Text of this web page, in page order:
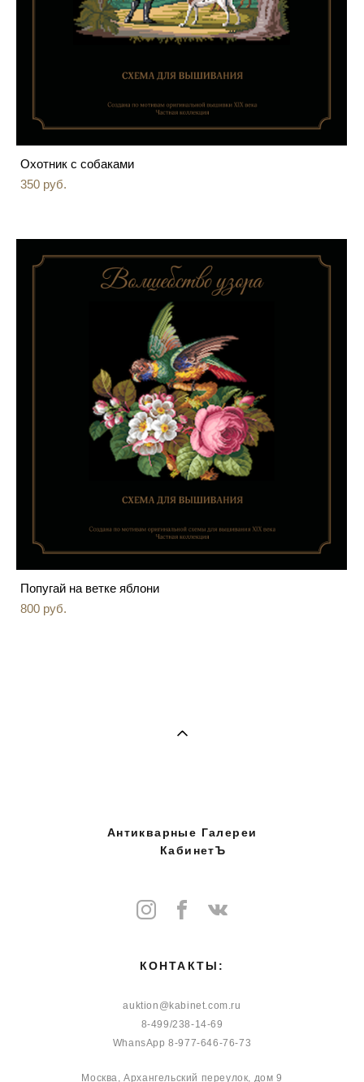
Охотник с собаками
350 pуб.
Попугай на ветке яблони
800 pуб.
Антикварные Галереи
КабинетЪ
КОНТАКТЫ:
auktion@kabinet.com.ru
8-499/238-14-69
WhansApp 8-977-646-76-73
Москва, Архангельский переулок, дом 9